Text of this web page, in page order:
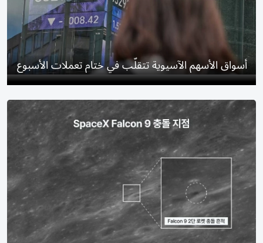
أسواق الأسهم الآسيوية تتقلّب في ختام تعملات الأسبوع